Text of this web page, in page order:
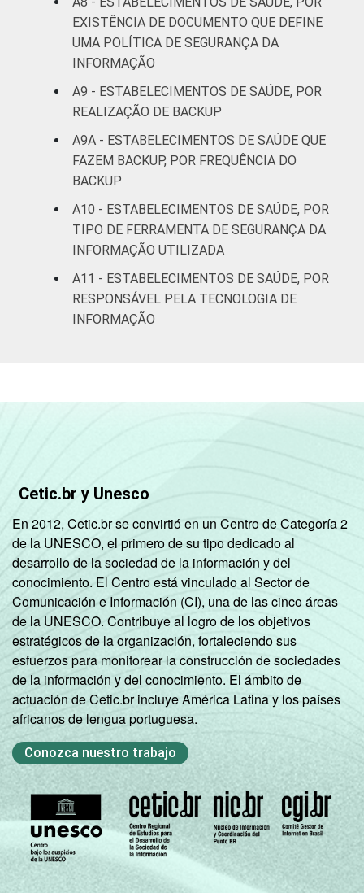
EXISTÊNCIA DE DOCUMENTO QUE DEFINE
UMA POLÍTICA DE SEGURANÇA DA
INFORMAÇÃO
A9 - ESTABELECIMENTOS DE SAÚDE, POR
REALIZAÇÃO DE BACKUP
A9A - ESTABELECIMENTOS DE SAÚDE QUE
FAZEM BACKUP, POR FREQUÊNCIA DO
BACKUP
A10 - ESTABELECIMENTOS DE SAÚDE, POR
TIPO DE FERRAMENTA DE SEGURANÇA DA
INFORMAÇÃO UTILIZADA
A11 - ESTABELECIMENTOS DE SAÚDE, POR
RESPONSÁVEL PELA TECNOLOGIA DE
INFORMAÇÃO
Cetic.br y Unesco
En 2012, Cetic.br se convirtió en un Centro de Categoría 2
de la UNESCO, el primero de su tipo dedicado al
desarrollo de la sociedad de la información y del
conocimiento. El Centro está vinculado al Sector de
Comunicación e Información (CI), una de las cinco áreas
de la UNESCO. Contribuye al logro de los objetivos
estratégicos de la organización, fortaleciendo sus
esfuerzos para monitorear la construcción de sociedades
de la información y del conocimiento. El ámbito de
actuación de Cetic.br incluye América Latina y los países
africanos de lengua portuguesa.
Conozca nuestro trabajo